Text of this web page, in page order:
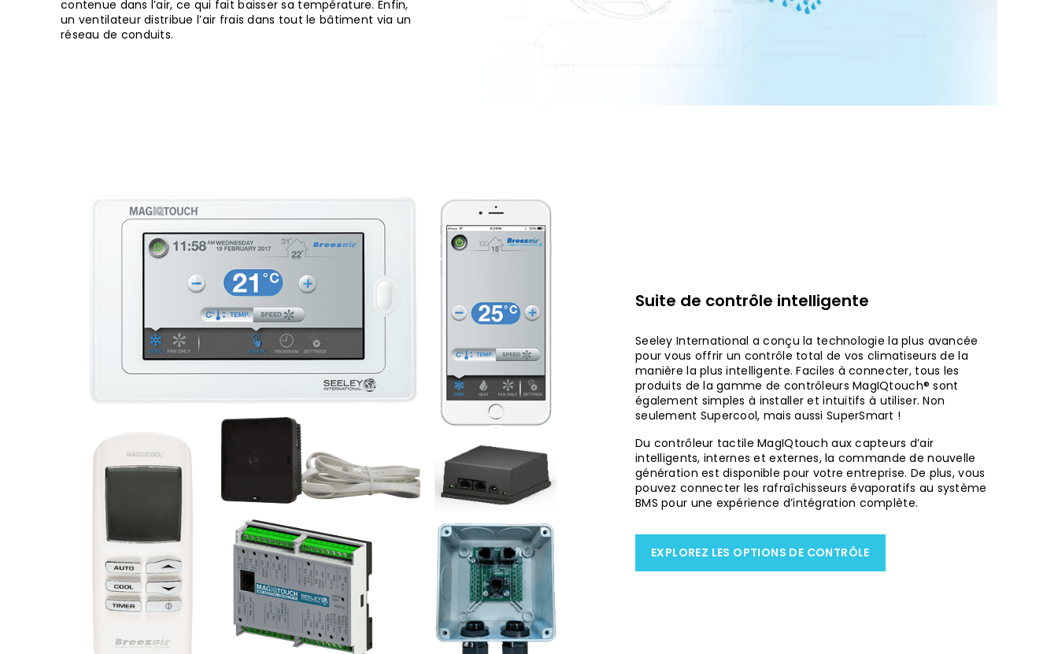
contenue dans l’air, ce qui fait baisser sa température. Enfin,
un ventilateur distribue l’air frais dans tout le bâtiment via un
réseau de conduits.
Suite de contrôle intelligente
Seeley International a conçu la technologie la plus avancée
pour vous offrir un contrôle total de vos climatiseurs de la
manière la plus intelligente. Faciles à connecter, tous les
produits de la gamme de contrôleurs MagIQtouch® sont
également simples à installer et intuitifs à utiliser. Non
seulement Supercool, mais aussi SuperSmart !
Du contrôleur tactile MagIQtouch aux capteurs d’air
intelligents, internes et externes, la commande de nouvelle
génération est disponible pour votre entreprise. De plus, vous
pouvez connecter les rafraîchisseurs évaporatifs au système
BMS pour une expérience d’intégration complète.
EXPLOREZ LES OPTIONS DE CONTRÔLE